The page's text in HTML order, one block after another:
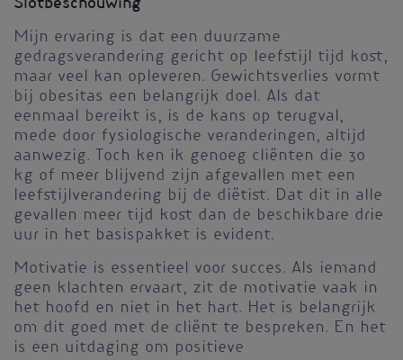
Slotbeschouwing
Mijn ervaring is dat een duurzame
gedragsverandering gericht op leefstijl tijd kost,
maar veel kan opleveren. Gewichtsverlies vormt
bij obesitas een belangrijk doel. Als dat
eenmaal bereikt is, is de kans op terugval,
mede door fysiologische veranderingen, altijd
aanwezig. Toch ken ik genoeg cliënten die 30
kg of meer blijvend zijn afgevallen met een
leefstijlverandering bij de diëtist. Dat dit in alle
gevallen meer tijd kost dan de beschikbare drie
uur in het basispakket is evident.
Motivatie is essentieel voor succes. Als iemand
geen klachten ervaart, zit de motivatie vaak in
het hoofd en niet in het hart. Het is belangrijk
om dit goed met de cliënt te bespreken. En het
is een uitdaging om positieve